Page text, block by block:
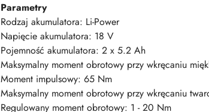
Parametry
Rodzaj akumulatora: Li-Power
Napięcie akumulatora: 18 V
Pojemność akumulatora: 2 x 5.2 Ah
Maksymalny moment obrotowy przy wkręcaniu
Moment impulsowy: 65 Nm
Maksymalny moment obrotowy przy wkręcaniu
Regulowany moment obrotowy: 1 - 20 Nm